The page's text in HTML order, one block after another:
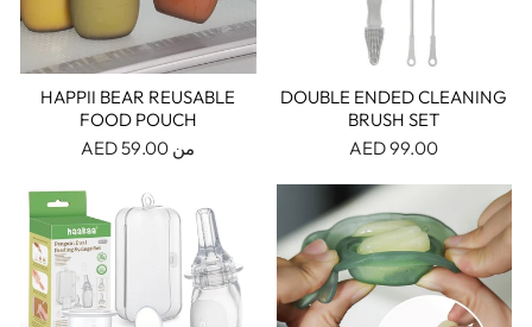
DOUBLE ENDED CLEANING
BRUSH SET
99.00 AED
HAPPII BEAR REUSABLE
FOOD POUCH
من 59.00 AED